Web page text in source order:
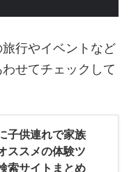
行やイベントなど
せてチェックして
子供連れで家族
ススメの体験ツ
索サイトまとめ